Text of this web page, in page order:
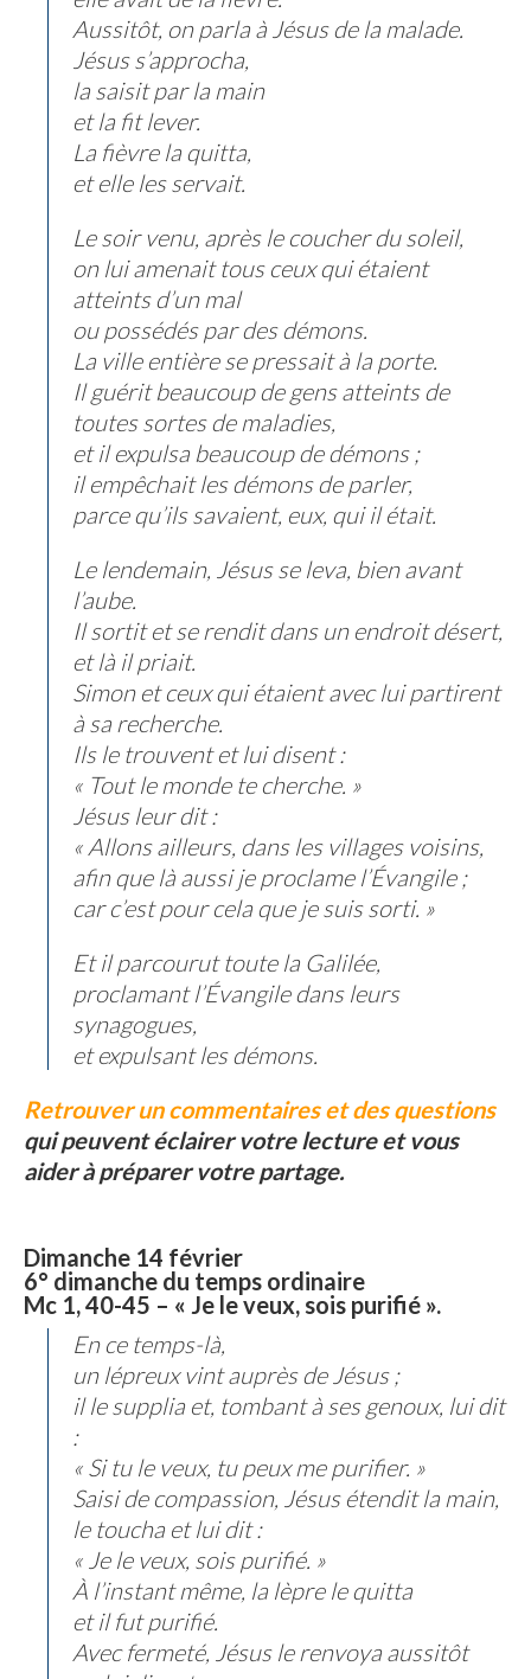
Aussitôt, on parla à Jésus de la malade.
Jésus s’approcha,
la saisit par la main
et la fit lever.
La fièvre la quitta,
et elle les servait.
Le soir venu, après le coucher du soleil,
on lui amenait tous ceux qui étaient
atteints d’un mal
ou possédés par des démons.
La ville entière se pressait à la porte.
Il guérit beaucoup de gens atteints de
toutes sortes de maladies,
et il expulsa beaucoup de démons ;
il empêchait les démons de parler,
parce qu’ils savaient, eux, qui il était.
Le lendemain, Jésus se leva, bien avant
l’aube.
Il sortit et se rendit dans un endroit désert,
et là il priait.
Simon et ceux qui étaient avec lui partirent
à sa recherche.
Ils le trouvent et lui disent :
« Tout le monde te cherche. »
Jésus leur dit :
« Allons ailleurs, dans les villages voisins,
afin que là aussi je proclame l’Évangile ;
car c’est pour cela que je suis sorti. »
Et il parcourut toute la Galilée,
proclamant l’Évangile dans leurs
synagogues,
et expulsant les démons.
Retrouver un commentaires et des questions
qui peuvent éclairer votre lecture et vous
aider à préparer votre partage.
Dimanche 14 février
6° dimanche du temps ordinaire
Mc 1, 40-45 – « Je le veux, sois purifié ».
En ce temps-là,
un lépreux vint auprès de Jésus ;
il le supplia et, tombant à ses genoux, lui dit
:
« Si tu le veux, tu peux me purifier. »
Saisi de compassion, Jésus étendit la main,
le toucha et lui dit :
« Je le veux, sois purifié. »
À l’instant même, la lèpre le quitta
et il fut purifié.
Avec fermeté, Jésus le renvoya aussitôt